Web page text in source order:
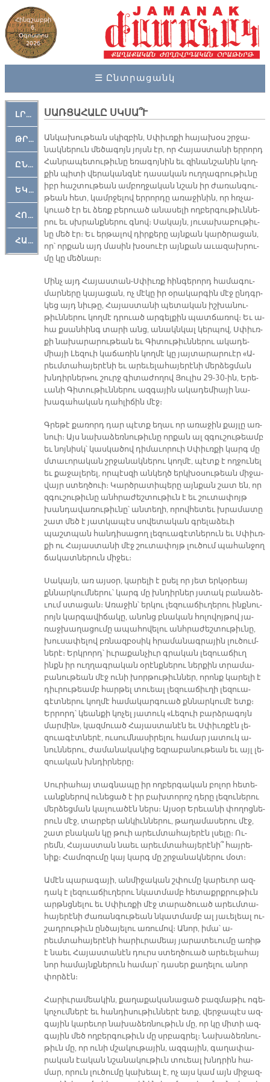
Հինգշաբթի
6,
Օգոստոս
2026
☰ Ընտրացանկ
ԼՐԱՀՈՍ
ԹՐՔԱՀԱՅ ԿԵԱՆՔ
ԸՆԿԵՐԱՄՇԱԿՈՒԹԱՅԻՆ
ԵԿԵՂԵՑԱԿԱՆ
ՀՈԳԵՄՏԱՒՈՐ
ՀԱՐԹԱԿ
ՍԱՌՑԱՀԱԼԸ ՍԿՍԱ՞Ւ
Ան­կա­խու­թեան սկիզ­բին, Սփիւռ­քի հա­յա­խօս շրջա­
նակ­նե­րուն մե­ծա­գոյն յոյսն էր, որ Հա­յաս­տա­նի եր­րորդ
Հան­րա­պե­տու­թիւ­նը ե­ռա­գոյ­նին եւ զի­նանշա­նին կող­
քին պի­տի վե­րա­կանգ­նէ դա­սա­կան ուղ­ղագ­րու­թիւ­նը
իբր հաշ­տու­թեան ամ­բող­ջա­կան նշան իր ժա­ռան­գու­
թեան հետ, կամր­ջե­լով եր­րոր­դը ա­ռա­ջի­նին, որ հռչա­
կուած էր եւ ձեռք բե­րուած ա­նա­սե­լի ող­բեր­գու­թիւն­նե­
րու եւ սխրանք­նե­րու գնով։ Սա­կայն, յու­սա­խա­բու­թիւ­
նը մեծ էր։ Եւ եր­թա­լով դիր­քե­րը այն­քան կարծ­րա­ցան,
որ՝ որ­քան այդ մա­սին խօ­սուէր այն­քան ա­ւա­զախրու­
մը կը մեծ­նար։
Մինչ այդ Հա­յաս­տան-Սփիւռք հինգերորդ հա­մա­գու­
մար­ները կա­յա­ցան, ոչ մէ­կը իր օրա­կար­գին մէջ ընդգր­
կեց այդ նիւ­թը, Հա­յաս­տա­նի պե­տա­կան իշ­խա­նու­
թիւն­նե­րու կող­մէ դրուած ար­գել­քին պատ­ճա­ռով։ Եւ ա­
հա քսանհինգ տա­րի անց, ա­նակն­կալ կեր­պով, Սփիւռ­
քի նա­խա­րա­րու­թեան եւ Գի­տու­թիւն­նե­րու ա­կա­դե­
միա­յի Լե­զուի կաճառին կող­մէ կը յայ­տա­րա­րուէր «Ա­
րեւմ­տա­հա­յե­րէ­նի եւ ա­րե­ւե­լա­հա­յե­րէ­նի մեր­ձեց­ման
խնդիր­ներ»ու շուրջ գի­տա­ժո­ղով Յու­լիս 29-30-ին, Ե­րե­
ւա­նի Գի­տու­թիւն­նե­րու ազգային ա­կա­դե­միա­յի նա­
խա­գա­հա­կան դահ­լի­ճին մէջ։
Գրե­թէ քա­ռորդ դար պէտք ե­ղաւ որ ա­ռա­ջին քայ­լը առ­
նուի։ Այս նա­խա­ձեռ­նու­թիւ­նը որ­քան ալ զգու­շու­թեամբ
եւ նոյ­նիսկ՝ կաս­կա­ծով դի­մա­ւո­րուի Սփիւռ­քի կարգ մը
մտա­ւո­րա­կան շրջա­նակ­նե­րու կող­մէ, պէտք է ող­ջու­նել
եւ քա­ջա­լե­րել, որ­պէս­զի ան­կեղծ երկ­խօ­սու­թեան մի­ջա­
վայր ստեղ­ծուի։ Կարծ­րա­տի­պե­րը այն­քան շատ են, որ
զգու­շու­թիւ­նը անհ­րա­ժեշ­տու­թիւն է եւ շու­տա­փոյթ
խան­դա­վա­ռու­թիւ­նը՝ ան­տե­ղի, ո­րով­հե­տեւ խրա­մա­տը
շատ մեծ է յատ­կա­պէս սո­վե­տա­կան գրե­լա­ձե­ւի
պաշտ­պան հան­դի­սա­ցող լե­զուա­գէտ­նե­րուն եւ Սփիւռ­
քի ու Հա­յաս­տա­նի մէջ շու­տա­փոյթ լու­ծում պա­հան­ջող
ճա­կատ­նե­րուն մի­ջեւ։
Սա­կայն, առ այ­սօր, կա­րե­լի է ը­սել որ յետ եր­կօ­րեայ
քննար­կում­նե­րու՝ կարգ մը խնդիր­ներ յստակ բա­նա­ձե­
ւում ստա­ցան։ Ա­ռա­ջին՝ եր­կու լե­զուա­ճիւ­ղե­րու ինք­նու­
րոյն կար­գա­վի­ճա­կը, ա­նոնց բնա­կան հո­լո­վոյ­թով յա­
ռաջ­խա­ղա­ցու­մը ա­պա­հո­վե­լու անհ­րա­ժեշ­տու­թիւ­նը,
խու­սա­փե­լով բռնազ­բօ­սիկ հրա­մա­նագ­րա­յին լու­ծում­
նե­րէ։ Երկ­րորդ՝ իւ­րա­քան­չիւր գրա­կան լե­զուա­ճիւղ
ինքն իր ուղ­ղագ­րա­կան օ­րէնք­նե­րու ներ­քին տրա­մա­
բա­նու­թեան մէջ ու­նի խոր­թու­թիւն­ներ, որոնք կա­րե­լի է
դիւրու­թեամբ հար­թել տուեալ լե­զուա­ճիւ­ղի լե­զուա­
գէտ­նե­րու կող­մէ հա­մա­կար­գուած քննար­կու­մէ ետք։
Եր­րորդ՝ կեան­քի կո­չել յա­տուկ «Լե­զուի բարձ­րա­գոյն
մար­մին», կազմուած Հա­յաս­տա­նէն եւ Սփիւռ­քէն լե­
զուա­գէտ­նե­րէ, ու­սում­նա­սի­րե­լու հա­մար յա­տուկ ա­
նուն­նե­րու, ժա­մա­նա­կա­կից եզ­րա­բա­նու­թեան եւ այլ լե­
զուա­կան խնդիր­նե­րը։
Սու­րիա­հայ տագ­նա­պը իր ող­բեր­գա­կան բո­լոր հե­տե­
ւանք­նե­րով ու­նե­ցած է իր բախ­տո­րոշ դե­րը լե­զու­նե­րու
մեր­ձեց­ման կա­լուա­ծէն ներս։ Այ­սօր Ե­րե­ւա­նի փո­ղոց­նե­
րուն մէջ, տար­բեր ան­կիւն­նե­րու, թա­ղա­մա­սե­րու մէջ,
շատ բնա­կան կը թուի ա­րեւմ­տա­հա­յե­րէն լսե­լը։ Ու­
րեմն, Հա­յաս­տան նաեւ ա­րեւմ­տա­հա­յե­րէ­նի՞ հայ­րե­
նիք։ Հա­մո­զու­մը կայ կարգ մը շրջա­նակ­նե­րու մօտ։
Ա­մէն պա­րա­գա­յի, ան­մի­ջա­կան շփու­մը կա­րե­ւոր ազ­
դակ է լե­զուա­ճիւ­ղե­րու նկատ­մամբ հե­տաքրք­րու­թիւն
արթնցնե­լու եւ Սփիւռ­քի մէջ տա­րա­ծուած ա­րեւմ­տա­
հա­յե­րէ­նի ժա­ռան­գու­թեան նկատ­մամբ ալ յա­ւե­լեալ ու­
շադ­րու­թիւն ըն­ծա­յե­լու ա­ռու­մով։ Ա­նոր, ի­մա՝ ա­
րեւմտա­հա­յե­րէ­նի հա­րիւ­րա­մեայ յա­րա­տե­ւու­մը ա­ռիթ
է նաեւ Հա­յաս­տա­նէն դուրս ստեղ­ծուած ա­րե­ւե­լա­հայ
նոր հա­մայնք­նե­րուն հա­մար՝ դա­սեր քա­ղե­լու ա­նոր
փոր­ձէն։
Հա­րիւ­րա­մեա­կին, քա­ղա­քա­կա­նա­ցած բազ­մա­թիւ ո­գե­
կո­չում­նե­րէ եւ հան­դի­սու­թիւն­նե­րէ ետք, վեր­ջա­պէս ազ­
գա­յին կա­րե­ւոր նա­խա­ձեռ­նու­թիւն մը, որ կը մի­տի ազ­
գա­յին մեծ ող­բեր­գու­թիւն մը սրբագ­րել։ Նա­խա­ձեռ­նու­
թիւն մը, որ ու­նի մշա­կու­թա­յին, ազ­գա­յին, գա­ղա­փա­
րա­կան էա­կան նշա­նա­կու­թիւն տուեալ խնդրին հա­
մար, ո­րուն լու­ծու­մը կա­խեալ է, ոչ այս կամ այն մի­ջազ­